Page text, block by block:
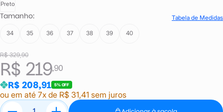
R$ 329,90
R$ 219,90
R$ 208,91 5% OFF
ou em até 7x de R$ 31,41 sem juros
Preto
Tamanho: Tabela de Medidas
34 35 36 37 38 39 40